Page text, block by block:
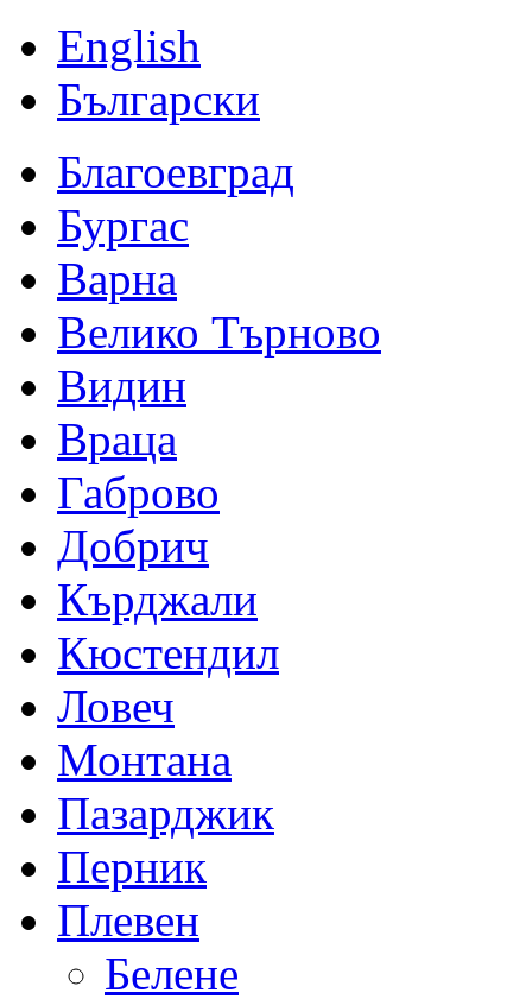
English
Български
Благоевград
Бургас
Варна
Велико Търново
Видин
Враца
Габрово
Добрич
Кърджали
Кюстендил
Ловеч
Монтана
Пазарджик
Перник
Плевен
Белене